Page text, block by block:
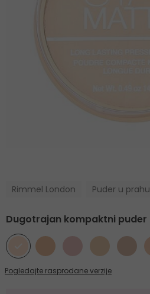
Rimmel London Puder u prahu
Dugotrajan kompaktni puder
Pogledajte rasprodane verzije